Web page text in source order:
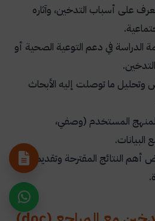
على أسباب التدخين، وآثاره
الدراسة في دعم التوعية الصحية أو
وتحليل ما توصلت إليه الأبحاث
المستخدم (وصفي،
أهم النتائج المقترحة وتقديم